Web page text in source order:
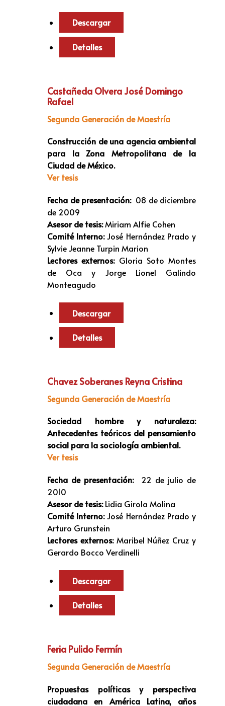
Descargar
Detalles
Castañeda Olvera José Domingo
Rafael
Segunda Generación de Maestría
Construcción de una agencia ambiental
para la Zona Metropolitana de la
Ciudad de México.
Ver tesis
Fecha de presentación: 08 de diciembre
de 2009
Asesor de tesis:Miriam Alfie Cohen
Comité Interno:José Hernández Prado y
Sylvie Jeanne Turpin Marion
Lectores externos: Gloria Soto Montes
de Oca y Jorge Lionel Galindo
Monteagudo
Descargar
Detalles
Chavez Soberanes Reyna Cristina
Segunda Generación de Maestría
Sociedad hombre y naturaleza:
Antecedentes teóricos del pensamiento
social para la sociología ambiental.
Ver tesis
Fecha de presentación:
22 de julio de
2010
Asesor de tesis:Lidia Girola Molina
Comité Interno:José Hernández Prado y
Arturo Grunstein
Lectores externos:Maribel Núñez Cruz y
Gerardo Bocco Verdinelli
Descargar
Detalles
Feria Pulido Fermín
Segunda Generación de Maestría
Propuestas políticas y perspectiva
ciudadana en América Latina, años